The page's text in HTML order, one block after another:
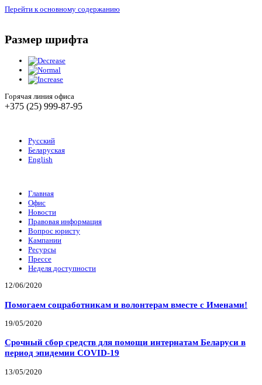
Перейти к основному содержанию
Размер шрифта
Горячая линия офиса
+375 (25) 999-87-95
Русский
Беларуская
English
Главная
Офис
Новости
Правовая информация
Вопрос юристу
Кампании
Ресурсы
Прессе
Неделя доступности
12/06/2020
Помогаем соцработникам и волонтерам вместе с Именами!
19/05/2020
Срочный сбор средств для помощи интернатам Беларуси в
период эпидемии COVID-19
13/05/2020